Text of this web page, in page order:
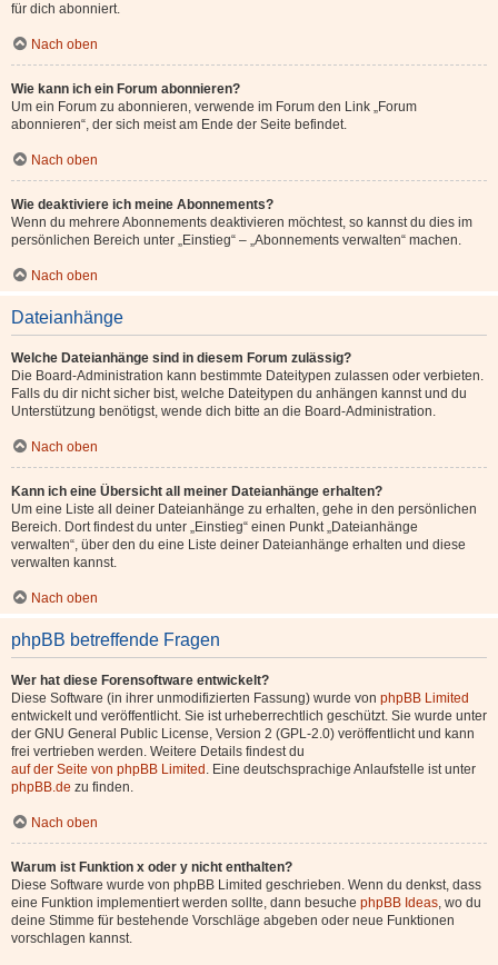
für dich abonniert.
Nach oben
Wie kann ich ein Forum abonnieren?
Um ein Forum zu abonnieren, verwende im Forum den Link „Forum
abonnieren“, der sich meist am Ende der Seite befindet.
Nach oben
Wie deaktiviere ich meine Abonnements?
Wenn du mehrere Abonnements deaktivieren möchtest, so kannst du dies im
persönlichen Bereich unter „Einstieg“ – „Abonnements verwalten“ machen.
Nach oben
Dateianhänge
Welche Dateianhänge sind in diesem Forum zulässig?
Die Board-Administration kann bestimmte Dateitypen zulassen oder verbieten.
Falls du dir nicht sicher bist, welche Dateitypen du anhängen kannst und du
Unterstützung benötigst, wende dich bitte an die Board-Administration.
Nach oben
Kann ich eine Übersicht all meiner Dateianhänge erhalten?
Um eine Liste all deiner Dateianhänge zu erhalten, gehe in den persönlichen
Bereich. Dort findest du unter „Einstieg“ einen Punkt „Dateianhänge
verwalten“, über den du eine Liste deiner Dateianhänge erhalten und diese
verwalten kannst.
Nach oben
phpBB betreffende Fragen
Wer hat diese Forensoftware entwickelt?
Diese Software (in ihrer unmodifizierten Fassung) wurde von phpBB Limited
entwickelt und veröffentlicht. Sie ist urheberrechtlich geschützt. Sie wurde unter
der GNU General Public License, Version 2 (GPL-2.0) veröffentlicht und kann
frei vertrieben werden. Weitere Details findest du
auf der Seite von phpBB Limited . Eine deutschsprachige Anlaufstelle ist unter
phpBB.de zu finden.
Nach oben
Warum ist Funktion x oder y nicht enthalten?
Diese Software wurde von phpBB Limited geschrieben. Wenn du denkst, dass
eine Funktion implementiert werden sollte, dann besuche phpBB Ideas, wo du
deine Stimme für bestehende Vorschläge abgeben oder neue Funktionen
vorschlagen kannst.